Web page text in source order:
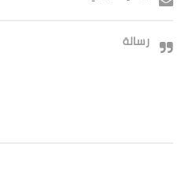
رسالة